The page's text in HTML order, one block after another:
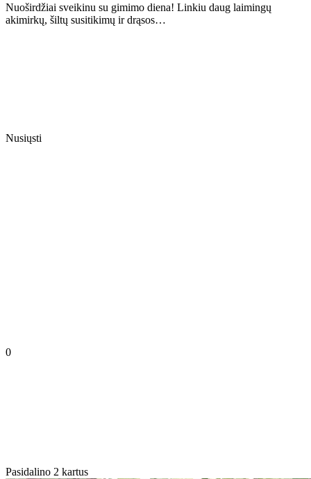
Nuoširdžiai sveikinu su gimimo diena! Linkiu daug laimingų
akimirkų, šiltų susitikimų ir drąsos…
Nusiųsti
0
Pasidalino 2 kartus